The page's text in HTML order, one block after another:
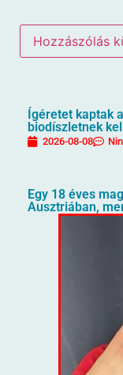
Ígéretet kaptak
biodíszletnek
2026-08-08
Egy 18 éves
Ausztriában,